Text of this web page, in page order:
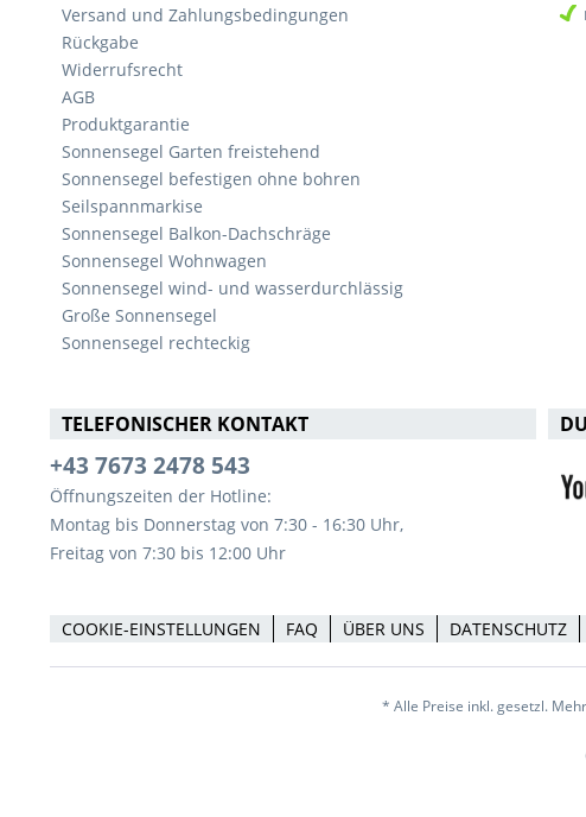
Versand und Zahlungsbedingungen
Rückgabe
Widerrufsrecht
AGB
Produktgarantie
Sonnensegel Garten freistehend
Sonnensegel befestigen ohne bohren
Seilspannmarkise
Sonnensegel Balkon-Dachschräge
Sonnensegel Wohnwagen
Sonnensegel wind- und wasserdurchlässig
Große Sonnensegel
Sonnensegel rechteckig
TELEFONISCHER KONTAKT
+43 7673 2478 543
Öffnungszeiten der Hotline:
Montag bis Donnerstag von 7:30 - 16:30 Uhr,
Freitag von 7:30 bis 12:00 Uhr
COOKIE-EINSTELLUNGEN FAQ ÜBER UNS DATENSCHUTZ
* Alle Preise inkl. gesetzl.